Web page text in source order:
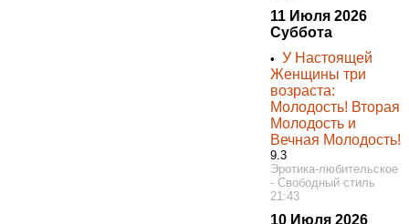
11 Июля 2026
Суббота
•У Настоящей
Женщины три
возраста:
Молодость! Вторая
Молодость и
Вечная Молодость!
9.3
Эротика-любительское
- Свободный стиль
21:43
10 Июля 2026